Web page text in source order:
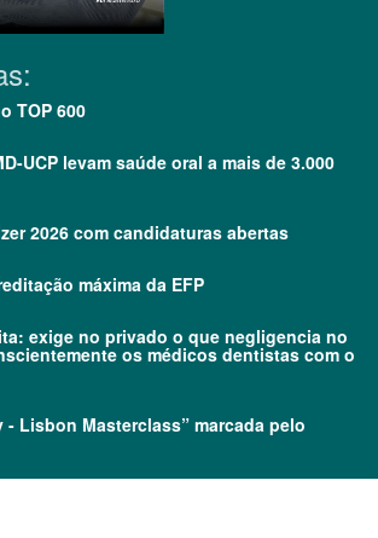
TOP 600
UCP levam saúde oral a mais de 3.000
2026 com candidaturas abertas
máxima da EFP
exige no privado o que negligencia no
os médicos dentistas com o
- Lisbon Masterclass” marcada pelo